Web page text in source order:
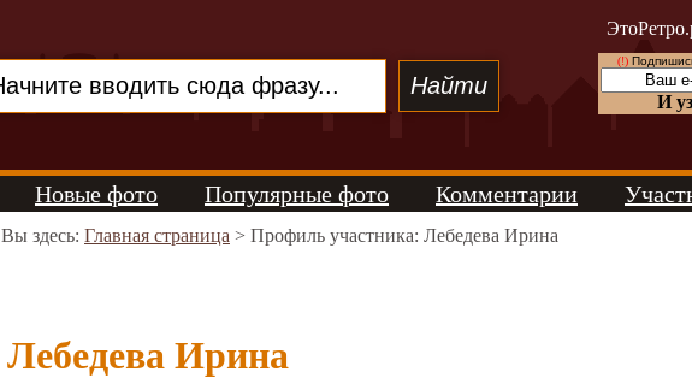
(!)
И
Новые фото Популярные фото Комментарии
Вы здесь: Главная страница > Профиль участника: Лебедева Ирина
Лебедева Ирина